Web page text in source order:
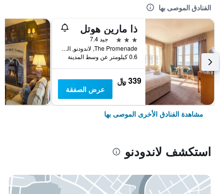
الفنادق الموصى بها
ذا مارين هوتل
3 نجوم
جيد 7.4
The Promenade, لاندودنو, المملكة المتحدة
0.6 كيلومتر عن وسط المدينة
339 ﷼
عرض الصفقة
مشاهدة الفنادق الأخرى الموصى بها
استكشف لاندودنو